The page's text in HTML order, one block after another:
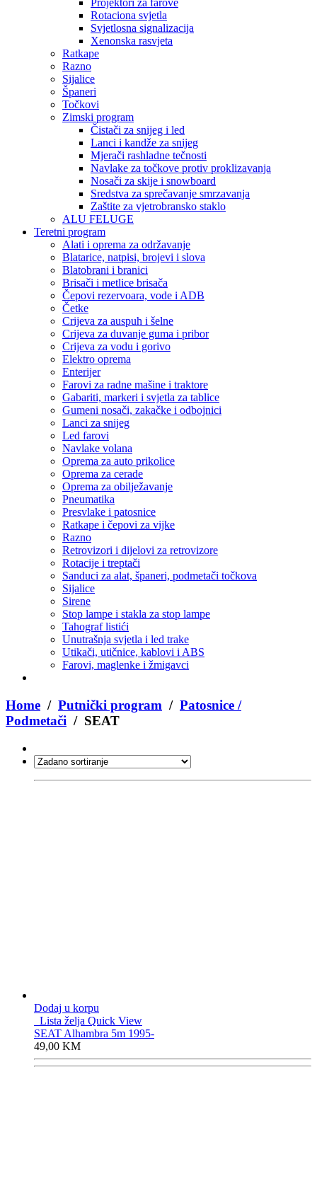
Projektori za farove
Rotaciona svjetla
Svjetlosna signalizacija
Xenonska rasvjeta
Ratkape
Razno
Sijalice
Španeri
Točkovi
Zimski program
Čistači za snijeg i led
Lanci i kandže za snijeg
Mjerači rashladne tečnosti
Navlake za točkove protiv proklizavanja
Nosači za skije i snowboard
Sredstva za sprečavanje smrzavanja
Zaštite za vjetrobransko staklo
ALU FELUGE
Teretni program
Alati i oprema za održavanje
Blatarice, natpisi, brojevi i slova
Blatobrani i branici
Brisači i metlice brisača
Čepovi rezervoara, vode i ADB
Četke
Crijeva za auspuh i šelne
Crijeva za duvanje guma i pribor
Crijeva za vodu i gorivo
Elektro oprema
Enterijer
Farovi za radne mašine i traktore
Gabariti, markeri i svjetla za tablice
Gumeni nosači, zakačke i odbojnici
Lanci za snijeg
Led farovi
Navlake volana
Oprema za auto prikolice
Oprema za cerade
Oprema za obilježavanje
Pneumatika
Presvlake i patosnice
Ratkape i čepovi za vijke
Razno
Retrovizori i dijelovi za retrovizore
Rotacije i treptači
Sanduci za alat, španeri, podmetači točkova
Sijalice
Sirene
Stop lampe i stakla za stop lampe
Tahograf listići
Unutrašnja svjetla i led trake
Utikači, utičnice, kablovi i ABS
Farovi, maglenke i žmigavci
Home / Putnički program / Patosnice /
Podmetači / SEAT
Dodaj u korpu
Lista želja Quick View
SEAT Alhambra 5m 1995-
49,00 KM